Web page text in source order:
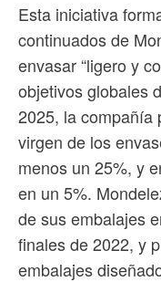
Esta iniciativa
continuados de
envasar “ligero y
objetivos globales
2025, la compañía
virgen de los
menos un 25%, y
en un 5%.
de sus embalajes
finales de 2022, y
embalajes